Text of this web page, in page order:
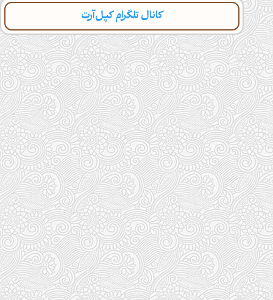
کانال تلگرام کپل‌آرت